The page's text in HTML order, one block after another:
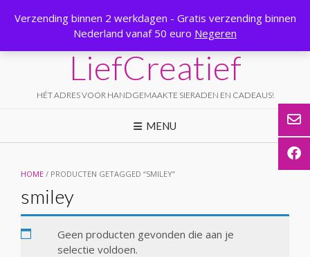
Verzending binnen 2 werkdagen - Gratis verzending binnen
Nederland vanaf 50 euro Negeren
naar
inhoud
LiefCreatief
HÉT ADRES VOOR HANDGEMAAKTE SIERADEN EN CADEAUS!
MENU
HOME / PRODUCTEN GETAGGED “SMILEY”
smiley
Geen producten gevonden die aan je
selectie voldoen.